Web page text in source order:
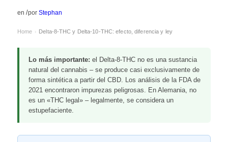
en /por Stephan
Home › Delta-8-THC y Delta-10-THC: efecto, diferencia y ley
Lo más importante: el Delta-8-THC no es una sustancia
natural del cannabis – se produce casi exclusivamente de
forma sintética a partir del CBD. Los análisis de la FDA de
2021 encontraron impurezas peligrosas. En Alemania, no
es un «THC legal» – legalmente, se considera un
estupefaciente.